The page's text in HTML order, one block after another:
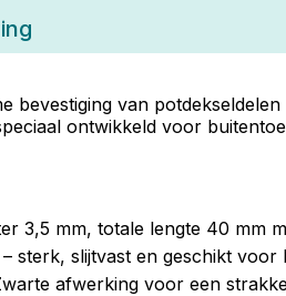
bevestiging van
ontwikkeld voor
3,5 mm, totale lengte 40 mm
– sterk, slijtvast en geschikt voor
afwerking voor een